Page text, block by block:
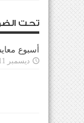
تحت
أسبوع
ديسمبر 11, 2023